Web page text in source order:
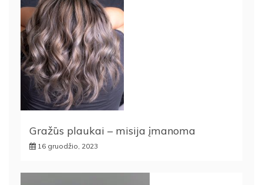
Gražūs plaukai – misija įmanoma
16 gruodžio, 2023